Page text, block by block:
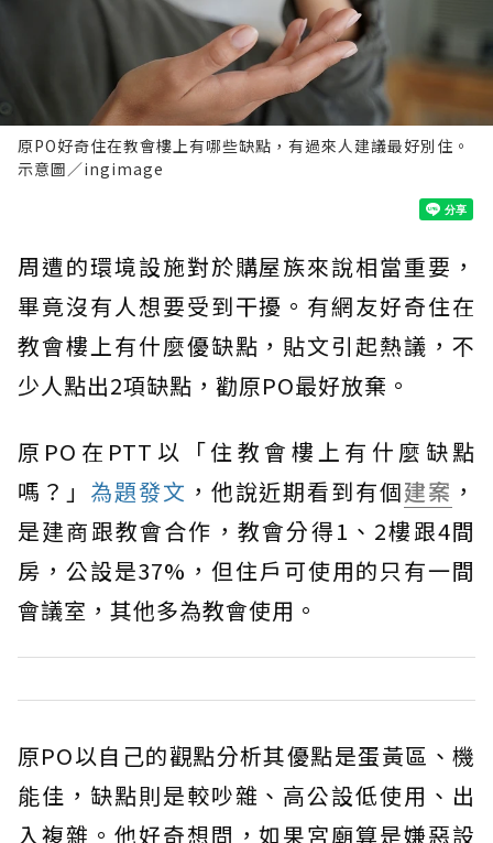
原PO好奇住在教會樓上有哪些缺點，有過來人建議最好別住。
示意圖／ingimage
周遭的環境設施對於購屋族來說相當重要，
畢竟沒有人想要受到干擾。有網友好奇住在
教會樓上有什麼優缺點，貼文引起熱議，不
少人點出2項缺點，勸原PO最好放棄。
原PO在PTT以「住教會樓上有什麼缺點
嗎？」 為題發文 ，他說近期看到有個建案 ，
是建商跟教會合作，教會分得1、2樓跟4間
房，公設是37%，但住戶可使用的只有一間
會議室，其他多為教會使用。
原PO以自己的觀點分析其優點是蛋黃區、機
能佳，缺點則是較吵雜、高公設低使用、出
入複雜。他好奇想問，如果宮廟算是嫌惡設